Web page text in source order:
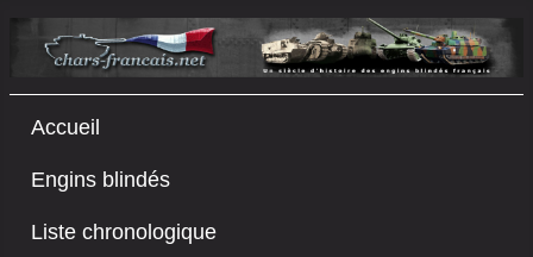
Accueil
Engins blindés
Liste chronologique